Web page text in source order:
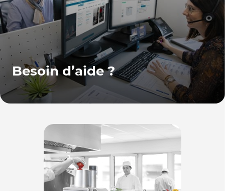
Besoin d’aide ?